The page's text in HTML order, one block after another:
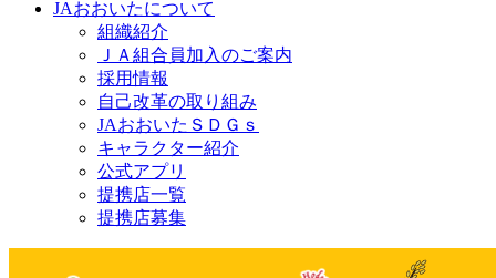
JAおおいたについて
組織紹介
ＪＡ組合員加入のご案内
採用情報
自己改革の取り組み
JAおおいたＳＤＧｓ
キャラクター紹介
公式アプリ
提携店一覧
提携店募集